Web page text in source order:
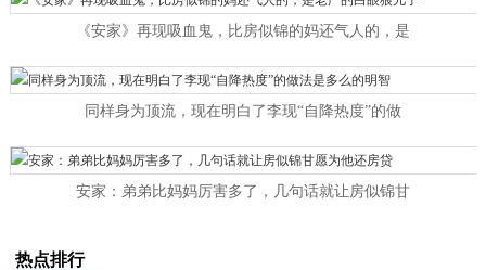
《安家》再现吸血鬼，比房似锦的妈还气人的，是
同样身为顶流，现在明白了李现“自降热度”的做
安家：弟弟比妈妈厉害多了，几句话就让房似锦甘
热点排行